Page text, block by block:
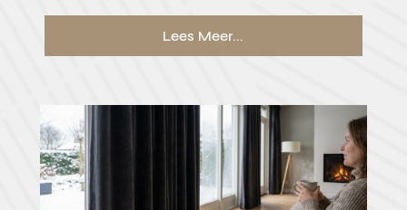
Lees Meer...